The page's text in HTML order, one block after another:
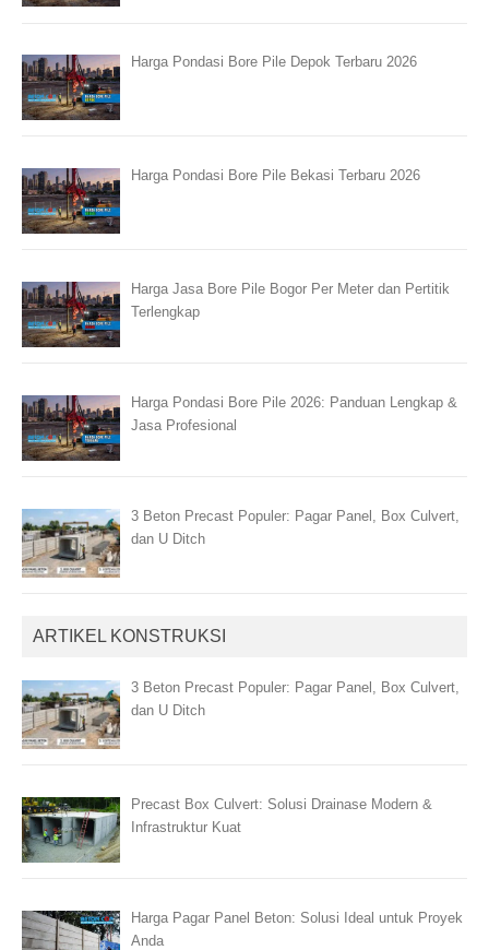
Harga Pondasi Bore Pile Depok Terbaru 2026
Harga Pondasi Bore Pile Bekasi Terbaru 2026
Harga Jasa Bore Pile Bogor Per Meter dan Pertitik
Terlengkap
Harga Pondasi Bore Pile 2026: Panduan Lengkap &
Jasa Profesional
3 Beton Precast Populer: Pagar Panel, Box Culvert,
dan U Ditch
ARTIKEL KONSTRUKSI
3 Beton Precast Populer: Pagar Panel, Box Culvert,
dan U Ditch
Precast Box Culvert: Solusi Drainase Modern &
Infrastruktur Kuat
Harga Pagar Panel Beton: Solusi Ideal untuk Proyek
Anda